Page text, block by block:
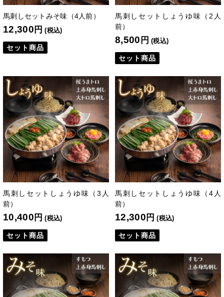
馬刺しセットみそ味（4人前）
12,300 円 (税込)
セット商品
馬刺しセットしょうゆ味（2人
前）
8,500 円 (税込)
セット商品
馬刺しセットしょうゆ味（3人
前）
10,400 円 (税込)
セット商品
馬刺しセットしょうゆ味（4人
前）
12,300 円 (税込)
セット商品